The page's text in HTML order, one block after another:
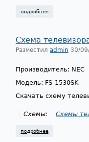
подробнее
Схема
Разместил admin 30/
Производитель: NEC
Модель: FS-1530SK
Скачать схему
Схемы: Схемы
подробнее